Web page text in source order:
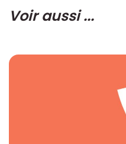
Voir aussi ...